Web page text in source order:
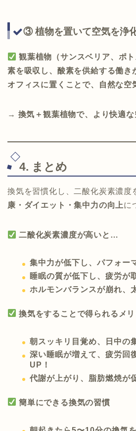
③ 植物を置いて空気を浄
観葉植物（サンスベリア、ポ
素を吸収し、酸素を供給する働き
オフィスに置くことで、自然な空
→ 換気＋観葉植物で、より快適な
4. まとめ
換気を習慣化し、二酸化炭素濃度
康・ダイエット・集中力の向上に
二酸化炭素濃度が高いと…
集中力が低下し、パフォー
睡眠の質が低下し、疲労が
ホルモンバランスが崩れ、
換気をすることで得られるメリ
朝スッキリ目覚め、日中の
深い睡眠が増えて、疲労回
UP！
代謝が上がり、脂肪燃焼が
簡単にできる換気の習慣